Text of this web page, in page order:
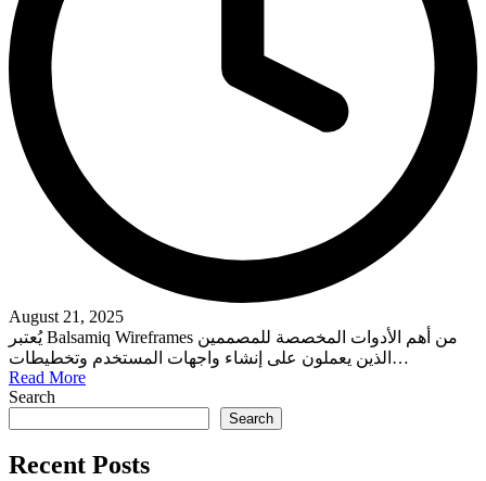
August 21, 2025
يُعتبر Balsamiq Wireframes من أهم الأدوات المخصصة للمصممين
الذين يعملون على إنشاء واجهات المستخدم وتخطيطات…
Read More
Search
Search
Recent Posts